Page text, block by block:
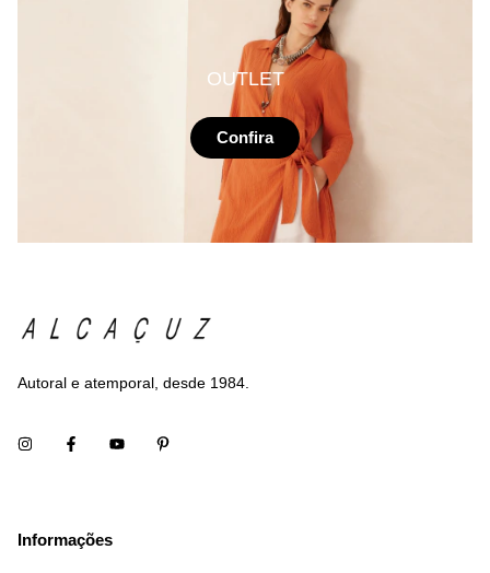
OUTLET
Confira
Autoral e atemporal, desde 1984.
Informações